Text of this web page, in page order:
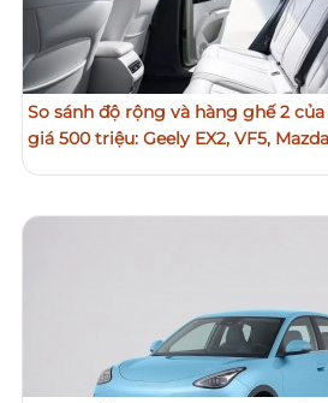
So sánh độ rộng và hàng ghế 2
giá 500 triệu: Geely EX2, VF5,